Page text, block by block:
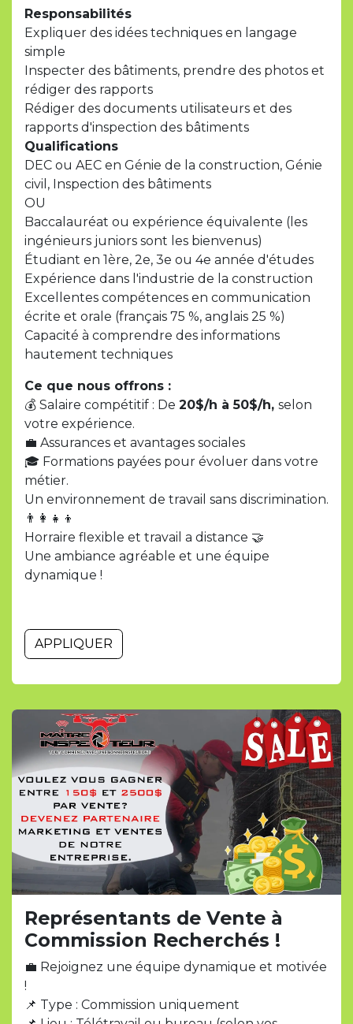
Responsabilités
Expliquer des idées techniques en langage
simple
Inspecter des bâtiments, prendre des photos et
rédiger des rapports
Rédiger des documents utilisateurs et des
rapports d'inspection des bâtiments
Qualifications
DEC ou AEC en Génie de la construction, Génie
civil, Inspection des bâtiments
OU
Baccalauréat ou expérience équivalente (les
ingénieurs juniors sont les bienvenus)
Étudiant en 1ère, 2e, 3e ou 4e année d'études
Expérience dans l'industrie de la construction
Excellentes compétences en communication
écrite et orale (français 75 %, anglais 25 %)
Capacité à comprendre des informations
hautement techniques
Ce que nous offrons :
💰 Salaire compétitif : De 20$/h à 50$/h, selon
votre expérience.
💼 Assurances et avantages sociales
🎓 Formations payées pour évoluer dans votre
métier.
Un environnement de travail sans discrimination.
👨‍👩‍👧‍👦
Horraire flexible et travail a distance 🤝
Une ambiance agréable et une équipe
dynamique !
APPLIQUER
Représentants de Vente à
Commission Recherchés !
💼 Rejoignez une équipe dynamique et motivée
!
📌 Type : Commission uniquement